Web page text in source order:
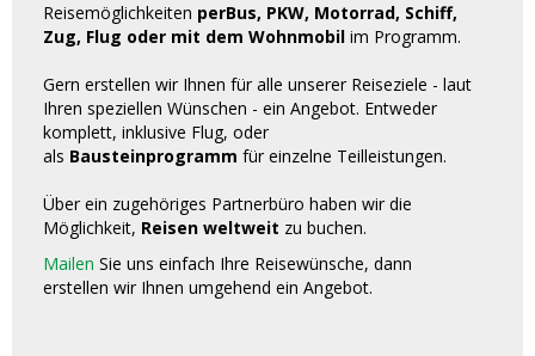
Reisemöglichkeiten perBus, PKW, Motorrad, Schiff,
Zug, Flug oder mit dem Wohnmobil im Programm.
Gern erstellen wir Ihnen für alle unserer Reiseziele - laut
Ihren speziellen Wünschen - ein Angebot. Entweder
komplett, inklusive Flug, oder
als Bausteinprogramm für einzelne Teilleistungen.
Über ein zugehöriges Partnerbüro haben wir die
Möglichkeit, Reisen weltweit zu buchen.
Mailen Sie uns einfach Ihre Reisewünsche, dann
erstellen wir Ihnen umgehend ein Angebot.